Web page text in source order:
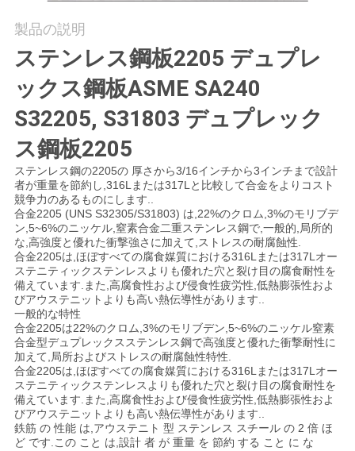
絡
し
な
さ
い
ニ
ュ
ー
ス
場
合
COMPANY
製品の説明
ステンレス鋼板2205 デュプレ
ックス鋼板ASME SA240
S32205, S31803 デュプレック
ス鋼板2205
ステンレス鋼の2205の 厚さから3/16インチから3インチまで設計
者が重量を節約し,316Lまたは317Lと比較して合金をよりコスト
競争力のあるものにします..
合金2205 (UNS S32305/S31803) は,22%のクロム,3%のモリブデ
ン,5~6%のニッケル,窒素合金二重ステンレス鋼で,一般的,局所的
な,高強度と優れた衝撃強さに加えて,ストレスの耐腐蝕性.
合金2205は,ほぼすべての腐食媒質における316Lまたは317Lオー
ステニティックステンレスよりも優れた穴と裂け目の腐食耐性を
備えています.また,高腐食性および侵食性疲労性,低熱膨張性およ
びアウステニットよりも高い熱伝導性があります..
一般的な特性
合金2205は22%のクロム,3%のモリブデン,5~6%のニッケル窒素
合金型デュプレックスステンレス鋼で高強度と優れた衝撃耐性に
加えて,局所およびストレスの耐腐蝕性特性.
合金2205は,ほぼすべての腐食媒質における316Lまたは317Lオー
ステニティックステンレスよりも優れた穴と裂け目の腐食耐性を
備えています.また,高腐食性および侵食性疲労性,低熱膨張性およ
びアウステニットよりも高い熱伝導性があります..
鉄筋 の 性能 は,アウステニト 型 ステンレス スチール の 2 倍 ほ
ど です.この こと は,設計 者 が 重量 を 節約 する こと に な